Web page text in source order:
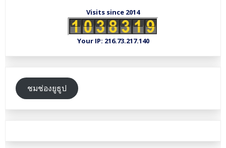
Visits since 2014
Your IP: 216.73.217.140
ชมช่องยูธูป